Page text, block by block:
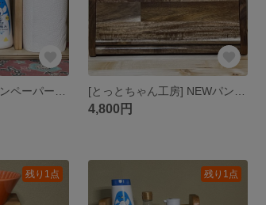
4,800円
残り1点 残り1点